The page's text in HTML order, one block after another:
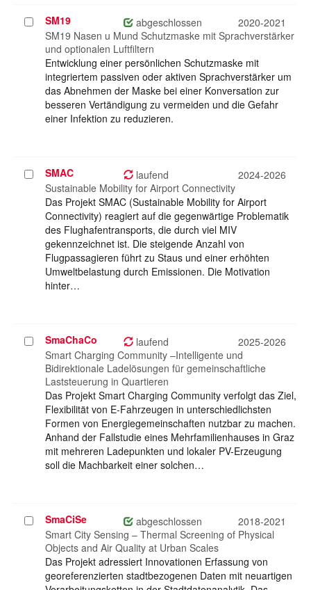
Projekt
auswählen
SM19 abgeschlossen
2020-2021
SM19 Nasen u Mund Schutzmaske mit Sprachverstärker
und optionalen Luftfiltern
Entwicklung einer persönlichen Schutzmaske mit
integriertem passiven oder aktiven Sprachverstärker um
das Abnehmen der Maske bei einer Konversation zur
besseren Vertändigung zu vermeiden und die Gefahr
einer Infektion zu reduzieren.
Projekt
auswählen
SMAC laufend
2024-2026
Sustainable Mobility for Airport Connectivity
Das Projekt SMAC (Sustainable Mobility for Airport
Connectivity) reagiert auf die gegenwärtige Problematik
des Flughafentransports, die durch viel MIV
gekennzeichnet ist. Die steigende Anzahl von
Flugpassagieren führt zu Staus und einer erhöhten
Umweltbelastung durch Emissionen. Die Motivation
hinter…
Projekt
auswählen
SmaChaCo laufend
2025-2026
Smart Charging Community –Intelligente und
Bidirektionale Ladelösungen für gemeinschaftliche
Laststeuerung in Quartieren
Das Projekt Smart Charging Community verfolgt das Ziel,
Flexibilität von E-Fahrzeugen in unterschiedlichsten
Formen von Energiegemeinschaften nutzbar zu machen.
Anhand der Fallstudie eines Mehrfamilienhauses in Graz
mit mehreren Ladepunkten und lokaler PV-Erzeugung
soll die Machbarkeit einer solchen…
Projekt
auswählen
SmaCiSe abgeschlossen
2018-2021
Smart City Sensing – Thermal Screening of Physical
Objects and Air Quality at Urban Scales
Das Projekt adressiert Innovationen Erfassung von
georeferenzierten stadtbezogenen Daten mit neuartigen